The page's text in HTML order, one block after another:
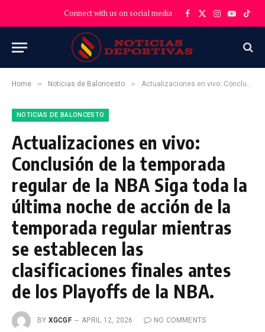
Connect with us on social media Facebook
X
Instagram
YouTube
Home » Noticias de Baloncesto » Actualizaciones en vivo: Conclusión de la temporada regular de la NBA Siga toda la última noche de acción de la temporada regular mientras se establecen las clasificaciones finales antes de los Playoffs de la NBA.
NOTICIAS DE BALONCESTO
Actualizaciones en vivo:
Conclusión de la temporada
regular de la NBA Siga toda la
última noche de acción de la
temporada regular mientras
se establecen las
clasificaciones finales antes
de los Playoffs de la NBA.
BY XGCGF APRIL 12, 2026
NO COMMENTS